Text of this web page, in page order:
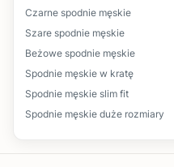
Czarne spodnie męskie
Szare spodnie męskie
Beżowe spodnie męskie
Spodnie męskie w kratę
Spodnie męskie slim fit
Spodnie męskie duże rozmiary